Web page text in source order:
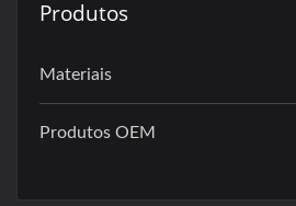
Produtos
Materiais
Produtos OEM